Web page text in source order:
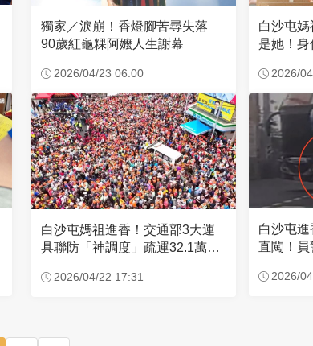
獨家／淚崩！香燈腳苦尋失落
90歲紅龜粿阿嬤人生謝幕
2026/04/23 06:00
白沙屯
是她！
2026/
白沙屯媽祖進香！交通部3大運
具聯防「神調度」疏運32.1萬創
2026/04/22 17:31
白沙屯進
直闖！員
2026/